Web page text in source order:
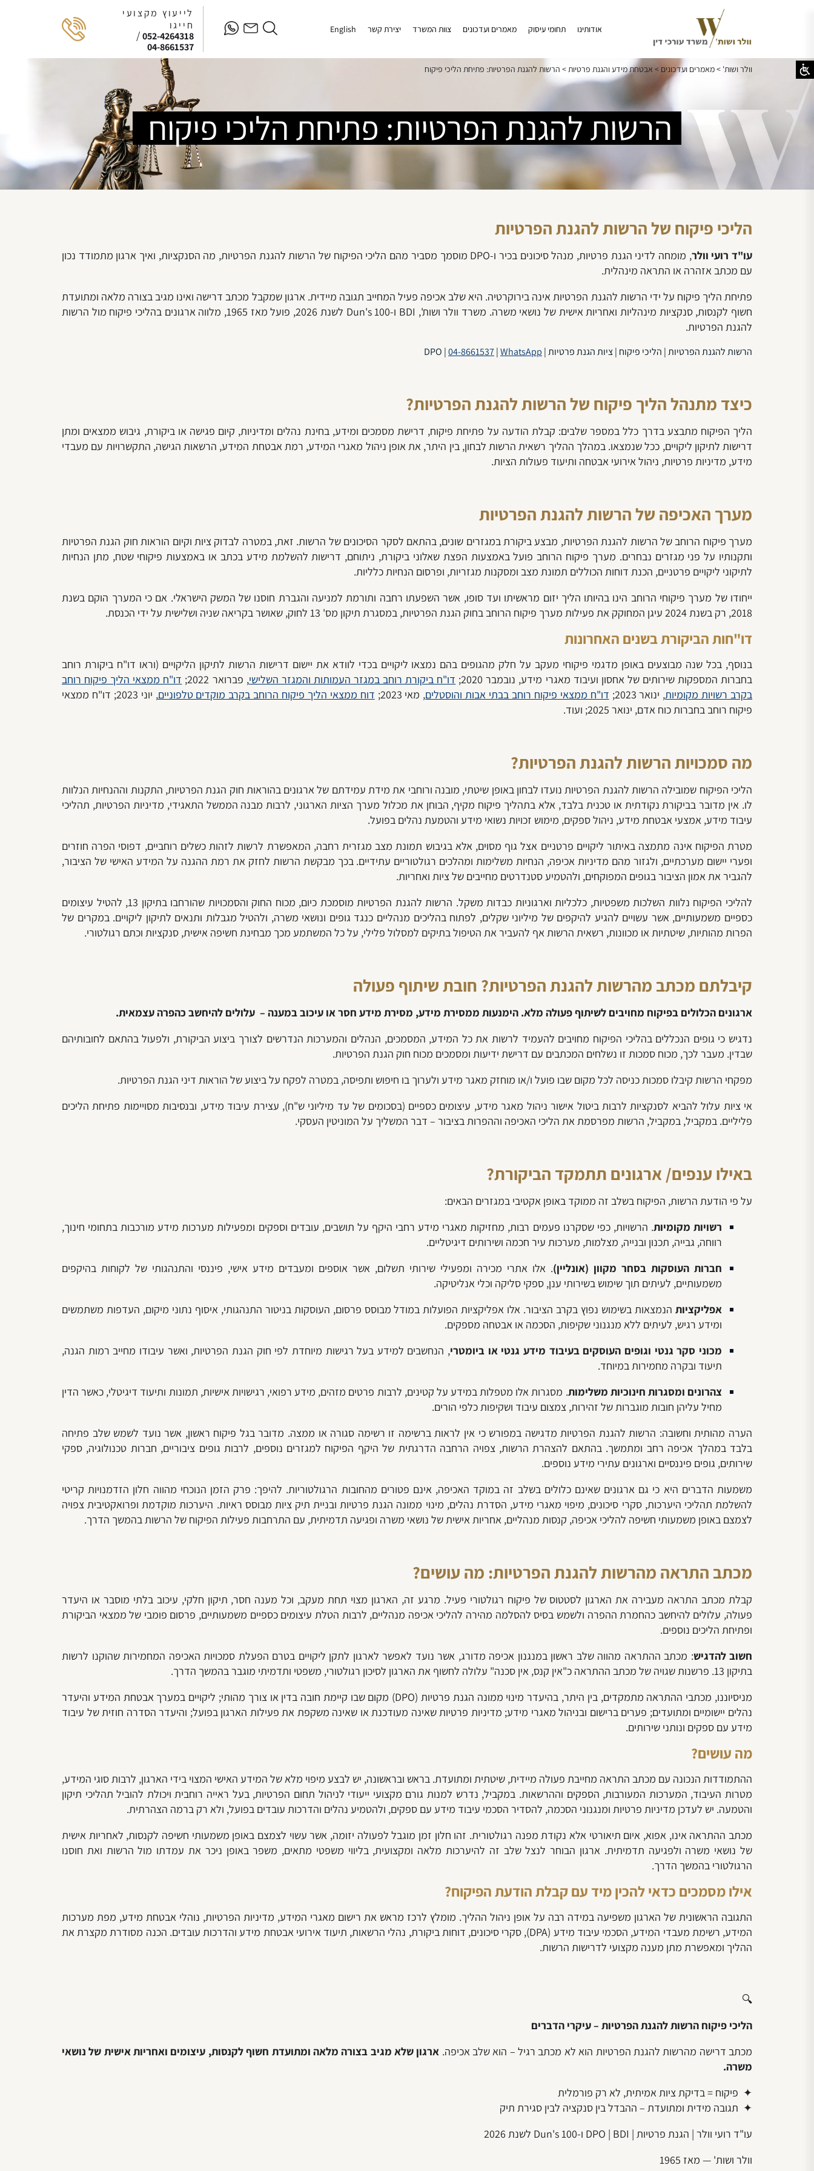
אודותינו תחומי עיסוק מאמרים ועדכונים צוות המשרד יצירת קשר English
לייעוץ מקצועי
חייגו
052-4264318
/
04-8661537
הרשות להגנת הפרטיות: פתיחת הליכי פיקוח
וולר ושות' >מאמרים ועדכונים > אבטחת מידע והגנת פרטיות> הרשות להגנת הפרטיות: פתיחת הליכי פיקוח
הליכי פיקוח של הרשות להגנת הפרטיות
עו"ד רועי וולר
, מומחה לדיני הגנת פרטיות, מנהל סיכונים בכיר ו-DPO מוסמך מסביר מהם הליכי הפיקוח של הרשות להגנת הפרטיות, מה הסנקציות, ואיך ארגון מתמודד נכון
עם מכתב אזהרה או התראה מינהלית.
פתיחת הליך פיקוח על ידי הרשות להגנת הפרטיות אינה בירוקרטיה. היא שלב אכיפה פעיל המחייב תגובה מיידית. ארגון שמקבל מכתב דרישה ואינו מגיב בצורה מלאה ומתועדת
חשוף לקנסות, סנקציות מינהליות ואחריות אישית של נושאי משרה. משרד וולר ושות', BDI ו-Dun's 100 לשנת 2026, פועל מאז 1965, מלווה ארגונים בהליכי פיקוח מול הרשות
להגנת הפרטיות.
הרשות להגנת הפרטיות | הליכי פיקוח | ציות הגנת פרטיות | DPO | 04-8661537|WhatsApp
כיצד מתנהל הליך פיקוח של הרשות להגנת הפרטיות?
הליך הפיקוח מתבצע בדרך כלל במספר שלבים: קבלת הודעה על פתיחת פיקוח, דרישת מסמכים ומידע, בחינת נהלים ומדיניות, קיום פגישה או ביקורת, גיבוש ממצאים ומתן
דרישות לתיקון ליקויים, ככל שנמצאו. במהלך ההליך רשאית הרשות לבחון, בין היתר, את אופן ניהול מאגרי המידע, רמת אבטחת המידע, הרשאות הגישה, התקשרויות עם מעבדי
מידע, מדיניות פרטיות, ניהול אירועי אבטחה ותיעוד פעולות הציות.
מערך האכיפה של הרשות להגנת הפרטיות
מערך פיקוח הרוחב של הרשות להגנת הפרטיות, מבצע ביקורת במגזרים שונים, בהתאם לסקר הסיכונים של הרשות. זאת, במטרה לבדוק ציות וקיום הוראות חוק הגנת הפרטיות
ותקנותיו על פני מגזרים נבחרים. מערך פיקוח הרוחב פועל באמצעות הפצת שאלוני ביקורת, ניתוחם, דרישות להשלמת מידע בכתב או באמצעות פיקוחי שטח, מתן הנחיות
לתיקוני ליקויים פרטניים, הכנת דוחות הכוללים תמונת מצב ומסקנות מגזריות, ופרסום הנחיות כלליות.
ייחודו של מערך פיקוחי הרוחב הינו בהיותו הליך יזום מראשיתו ועד סופו, אשר השפעתו רחבה ותורמת למניעה והגברת חוסנו של המשק הישראלי. אם כי המערך הוקם בשנת
2018, רק בשנת 2024 עיגן המחוקק את פעילות מערך פיקוח הרוחב בחוק הגנת הפרטיות, במסגרת תיקון מס' 13 לחוק, שאושר בקריאה שניה ושלישית על ידי הכנסת.
דו"חות הביקורת בשנים האחרונות
בנוסף, בכל שנה מבוצעים באופן מדגמי פיקוחי מעקב על חלק מהגופים בהם נמצאו ליקויים בכדי לוודא את יישום דרישות הרשות לתיקון הליקויים (וראו דו"ח ביקורת רוחב
בחברות המספקות שירותים של אחסון ועיבוד מאגרי מידע, נובמבר 2020;
דו"ח ביקורת רוחב במגזר העמותות והמגזר השלישי, פברואר 2022;
דו"ח ממצאי הליך פיקוח רוחב
בקרב רשויות מקומיות, ינואר 2023; דו"ח ממצאי פיקוח רוחב בבתי אבות והוסטלים, מאי 2023; דוח ממצאי הליך פיקוח הרוחב בקרב מוקדים טלפוניים
, יוני 2023; דו"ח ממצאי
פיקוח רוחב בחברות כוח אדם, ינואר 2025; ועוד.
מה סמכויות הרשות להגנת הפרטיות?
הליכי הפיקוח שמובילה הרשות להגנת הפרטיות נועדו לבחון באופן שיטתי, מובנה ורוחבי את מידת עמידתם של ארגונים בהוראות חוק הגנת הפרטיות, התקנות וההנחיות הנלוות
לו. אין מדובר בביקורת נקודתית או טכנית בלבד, אלא בתהליך פיקוח מקיף, הבוחן את מכלול מערך הציות הארגוני, לרבות מבנה הממשל התאגידי, מדיניות הפרטיות, תהליכי
עיבוד מידע, אמצעי אבטחת מידע, ניהול ספקים, מימוש זכויות נשואי מידע והטמעת נהלים בפועל.
מטרת הפיקוח אינה מתמצה באיתור ליקויים פרטניים אצל גוף מסוים, אלא בגיבוש תמונת מצב מגזרית רחבה, המאפשרת לרשות לזהות כשלים רוחביים, דפוסי הפרה חוזרים
ופערי יישום מערכתיים, ולגזור מהם מדיניות אכיפה, הנחיות משלימות ומהלכים רגולטוריים עתידיים. בכך מבקשת הרשות לחזק את רמת ההגנה על המידע האישי של הציבור,
להגביר את אמון הציבור בגופים המפוקחים, ולהטמיע סטנדרטים מחייבים של ציות ואחריות.
להליכי הפיקוח נלוות השלכות משפטיות, כלכליות וארגוניות כבדות משקל. הרשות להגנת הפרטיות מוסמכת כיום, מכוח החוק והסמכויות שהורחבו בתיקון 13, להטיל עיצומים
כספיים משמעותיים, אשר עשויים להגיע להיקפים של מיליוני שקלים, לפתוח בהליכים מנהליים כנגד גופים ונושאי משרה, ולהטיל מגבלות ותנאים לתיקון ליקויים. במקרים של
הפרות מהותיות, שיטתיות או מכוונות, רשאית הרשות אף להעביר את הטיפול בתיקים למסלול פלילי, על כל המשתמע מכך מבחינת חשיפה אישית, סנקציות וכתם רגולטורי.
קיבלתם מכתב מהרשות להגנת הפרטיות? חובת שיתוף פעולה
ארגונים הכלולים בפיקוח מחויבים לשיתוף פעולה מלא. הימנעות ממסירת מידע, מסירת מידע חסר או עיכוב במענה – עלולים להיחשב כהפרה עצמאית.
נדגיש כי גופים הנכללים בהליכי הפיקוח מחויבים להעמיד לרשות את כל המידע, המסמכים, הנהלים והמערכות הנדרשים לצורך ביצוע הביקורת, ולפעול בהתאם לחובותיהם
שבדין. מעבר לכך, מכוח סמכות זו נשלחים המכתבים עם דרישת ידיעות ומסמכים מכוח חוק הגנת הפרטיות.
מפקחי הרשות קיבלו סמכות כניסה לכל מקום שבו פועל ו/או מוחזק מאגר מידע ולערוך בו חיפוש ותפיסה, במטרה לפקח על ביצוע של הוראות דיני הגנת הפרטיות.
אי ציות עלול להביא לסנקציות לרבות ביטול אישור ניהול מאגר מידע, עיצומים כספיים (בסכומים של עד מיליוני ש"ח), עצירת עיבוד מידע, ובנסיבות מסויימות פתיחת הליכים
פליליים. במקביל, במקביל, הרשות מפרסמת את הליכי האכיפה וההפרות בציבור – דבר המשליך על המוניטין העסקי.
באילו ענפים/ ארגונים תתמקד הביקורת?
על פי הודעת הרשות, הפיקוח בשלב זה ממוקד באופן אקטיבי במגזרים הבאים:
רשויות מקומיות. הרשויות, כפי שסקרנו פעמים רבות, מחזיקות מאגרי מידע רחבי היקף על תושבים, עובדים וספקים ומפעילות מערכות מידע מורכבות בתחומי חינוך,
רווחה, גבייה, תכנון ובנייה, מצלמות, מערכות עיר חכמה ושירותים דיגיטליים.
חברות העוסקות בסחר מקוון (אונליין). אלו אתרי מכירה ומפעילי שירותי תשלום, אשר אוספים ומעבדים מידע אישי, פיננסי והתנהגותי של לקוחות בהיקפים
משמעותיים, לעיתים תוך שימוש בשירותי ענן, ספקי סליקה וכלי אנליטיקה.
אפליקציות הנמצאות בשימוש נפוץ בקרב הציבור. אלו אפליקציות הפועלות במודל מבוסס פרסום, העוסקות בניטור התנהגותי, איסוף נתוני מיקום, העדפות משתמשים
ומידע רגיש, לעיתים ללא מנגנוני שקיפות, הסכמה או אבטחה מספקים.
מכוני סקר גנטי וגופים העוסקים בעיבוד מידע גנטי או ביומטרי, הנחשבים למידע בעל רגישות מיוחדת לפי חוק הגנת הפרטיות, ואשר עיבודו מחייב רמות הגנה,
תיעוד ובקרה מחמירות במיוחד.
צהרונים ומסגרות חינוכיות משלימות. מסגרות אלו מטפלות במידע על קטינים, לרבות פרטים מזהים, מידע רפואי, רגישויות אישיות, תמונות ותיעוד דיגיטלי, כאשר הדין
מחיל עליהן חובות מוגברות של זהירות, צמצום עיבוד ושקיפות כלפי הורים.
הערה מהותית וחשובה: הרשות להגנת הפרטיות מדגישה במפורש כי אין לראות ברשימה זו רשימה סגורה או ממצה. מדובר בגל פיקוח ראשון, אשר נועד לשמש שלב פתיחה
בלבד במהלך אכיפה רחב ומתמשך. בהתאם להצהרת הרשות, צפויה הרחבה הדרגתית של היקף הפיקוח למגזרים נוספים, לרבות גופים ציבוריים, חברות טכנולוגיה, ספקי
שירותים, גופים פיננסיים וארגונים עתירי מידע נוספים.
משמעות הדברים היא כי גם ארגונים שאינם כלולים בשלב זה במוקד האכיפה, אינם פטורים מהחובות הרגולטוריות. להיפך: פרק הזמן הנוכחי מהווה חלון הזדמנויות קריטי
להשלמת תהליכי היערכות, סקרי סיכונים, מיפוי מאגרי מידע, הסדרת נהלים, מינוי ממונה הגנת פרטיות ובניית תיק ציות מבוסס ראיות. היערכות מוקדמת ופרואקטיבית צפויה
לצמצם באופן משמעותי חשיפה להליכי אכיפה, קנסות מנהליים, אחריות אישית של נושאי משרה ופגיעה תדמיתית, עם התרחבות פעילות הפיקוח של הרשות בהמשך הדרך.
מכתב התראה מהרשות להגנת הפרטיות: מה עושים?
קבלת מכתב התראה מעבירה את הארגון לסטטוס של פיקוח רגולטורי פעיל. מרגע זה, הארגון מצוי תחת מעקב, וכל מענה חסר, תיקון חלקי, עיכוב בלתי מוסבר או היעדר
פעולה, עלולים להיחשב כהחמרת ההפרה ולשמש בסיס להסלמה מהירה להליכי אכיפה מנהליים, לרבות הטלת עיצומים כספיים משמעותיים, פרסום פומבי של ממצאי הביקורת
ופתיחת הליכים נוספים.
חשוב להדגיש: מכתב ההתראה מהווה שלב ראשון במנגנון אכיפה מדורג, אשר נועד לאפשר לארגון לתקן ליקויים בטרם הפעלת סמכויות האכיפה המחמירות שהוקנו לרשות
בתיקון 13. פרשנות שגויה של מכתב ההתראה כ"אין קנס, אין סכנה" עלולה לחשוף את הארגון לסיכון רגולטורי, משפטי ותדמיתי מוגבר בהמשך הדרך.
מניסיוננו, מכתבי ההתראה מתמקדים, בין היתר, בהיעדר מינוי ממונה הגנת פרטיות (DPO) מקום שבו קיימת חובה בדין או צורך מהותי; ליקויים במערך אבטחת המידע והיעדר
נהלים יישומיים ומתועדים; פערים ברישום ובניהול מאגרי מידע; מדיניות פרטיות שאינה מעודכנת או שאינה משקפת את פעילות הארגון בפועל; והיעדר הסדרה חוזית של עיבוד
מידע עם ספקים ונותני שירותים.
מה עושים?
ההתמודדות הנכונה עם מכתב התראה מחייבת פעולה מיידית, שיטתית ומתועדת. בראש ובראשונה, יש לבצע מיפוי מלא של המידע האישי המצוי בידי הארגון, לרבות סוגי המידע,
מטרות העיבוד, המערכות המעורבות, הספקים וההרשאות. במקביל, נדרש למנות גורם מקצועי ייעודי לניהול תחום הפרטיות, בעל ראייה רוחבית ויכולת להוביל תהליכי תיקון
והטמעה. יש לעדכן מדיניות פרטיות ומנגנוני הסכמה, להסדיר הסכמי עיבוד מידע עם ספקים, ולהטמיע נהלים והדרכות עובדים בפועל, ולא רק ברמה הצהרתית.
מכתב ההתראה אינו, אפוא, איום תיאורטי אלא נקודת מפנה רגולטורית. זהו חלון זמן מוגבל לפעולה יזומה, אשר עשוי לצמצם באופן משמעותי חשיפה לקנסות, לאחריות אישית
של נושאי משרה ולפגיעה תדמיתית. ארגון הבוחר לנצל שלב זה להיערכות מלאה ומקצועית, בליווי משפטי מתאים, משפר באופן ניכר את עמדתו מול הרשות ואת חוסנו
הרגולטורי בהמשך הדרך.
אילו מסמכים כדאי להכין מיד עם קבלת הודעת הפיקוח?
התגובה הראשונית של הארגון משפיעה במידה רבה על אופן ניהול ההליך. מומלץ לרכז מראש את רישום מאגרי המידע, מדיניות הפרטיות, נוהלי אבטחת מידע, מפת מערכות
המידע, רשימת מעבדי המידע, הסכמי עיבוד מידע (DPA), סקרי סיכונים, דוחות ביקורת, נהלי הרשאות, תיעוד אירועי אבטחת מידע והדרכות עובדים. הכנה מסודרת מקצרת את
ההליך ומאפשרת מתן מענה מקצועי לדרישות הרשות.
🔍
הליכי פיקוח הרשות להגנת הפרטיות – עיקרי הדברים
מכתב דרישה מהרשות להגנת הפרטיות הוא לא מכתב רגיל – הוא שלב אכיפה. ארגון שלא מגיב בצורה מלאה ומתועדת חשוף לקנסות, עיצומים ואחריות אישית של נושאי
משרה.
✦ פיקוח = בדיקת ציות אמיתית, לא רק פורמלית
✦ תגובה מידית ומתועדת – ההבדל בין סנקציה לבין סגירת תיק
עו"ד רועי וולר | הגנת פרטיות | DPO | BDI ו-Dun's 100 לשנת 2026
וולר ושות' — מאז 1965